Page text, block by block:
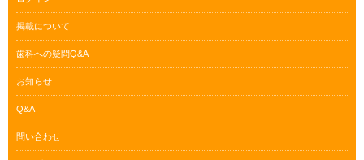
掲載について
歯科への疑問Q&A
お知らせ
Q&A
問い合わせ